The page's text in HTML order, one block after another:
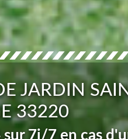
JARDIN
33220
7j/7 en cas